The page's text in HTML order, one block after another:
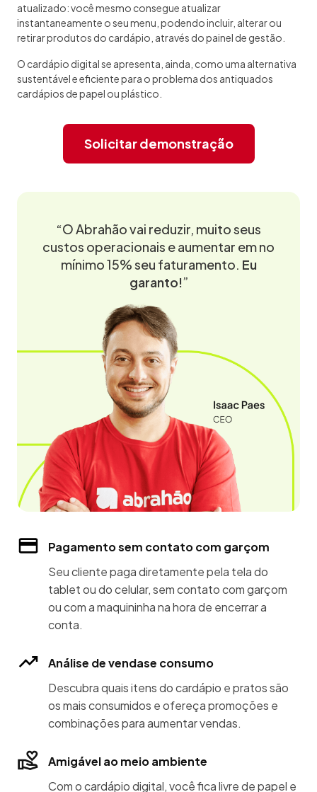
atualizado: você mesmo consegue atualizar
instantaneamente o seu menu, podendo incluir, alterar ou
retirar produtos do cardápio, através do painel de gestão.
O cardápio digital se apresenta, ainda, como uma alternativa
sustentável e eficiente para o problema dos antiquados
cardápios de papel ou plástico.
Solicitar demonstração
“O Abrahão vai reduzir, muito seus
custos operacionais e aumentar em no
mínimo 15% seu faturamento. Eu
garanto!”
Pagamento sem contato com garçom
Seu cliente paga diretamente pela tela do
tablet ou do celular, sem contato com garçom
ou com a maquininha na hora de encerrar a
conta.
Análise de vendase consumo
Descubra quais itens do cardápio e pratos são
os mais consumidos e ofereça promoções e
combinações para aumentar vendas.
Amigável ao meio ambiente
Com o cardápio digital, você fica livre de papel e